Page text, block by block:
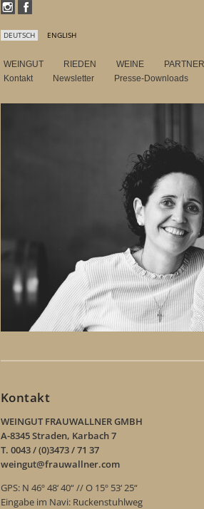
WEINGUT RIEDEN WEINE PARTNER
Kontakt
Newsletter Presse-Downloads
DEUTSCH ENGLISH
Kontakt
WEINGUT FRAUWALLNER GMBH
A-8345 Straden, Karbach 7
T. 0043 / (0)3473 / 71 37
weingut@frauwallner.com
GPS: N 46º 48‘ 40“ // O 15º 53‘ 25“
Eingabe im Navi: Ruckenstuhlweg